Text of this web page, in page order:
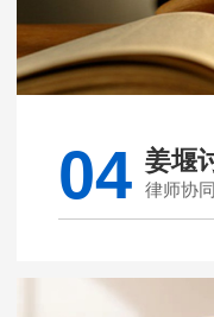
04 姜堰
律师协